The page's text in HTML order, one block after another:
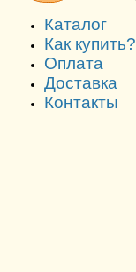
Каталог
Как купить?
Оплата
Доставка
Контакты